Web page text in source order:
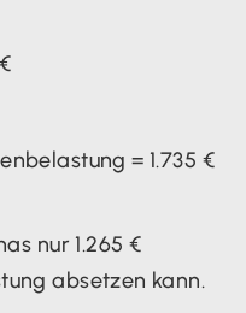
= 1.735 €
nur 1.265 €
absetzen kann.